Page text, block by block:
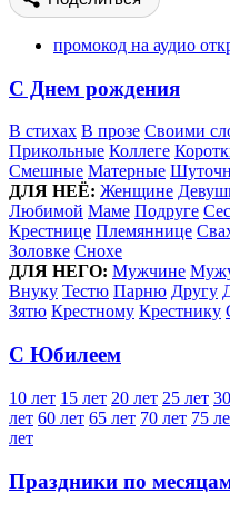
промокод на аудио
С Днем рождения
В стихах В прозе Своими
Прикольные Коллеге
Смешные Матерные
ДЛЯ НЕЁ: Женщине
Любимой Маме Подруге
Крестнице Племяннице
Золовке Снохе
ДЛЯ НЕГО: Мужчине
Внуку Тестю Парню Другу
Зятю Крестному Крестнику
С Юбилеем
10 лет 15 лет 20 лет 25 лет
лет 60 лет 65 лет 70 лет 75
лет
Праздники по